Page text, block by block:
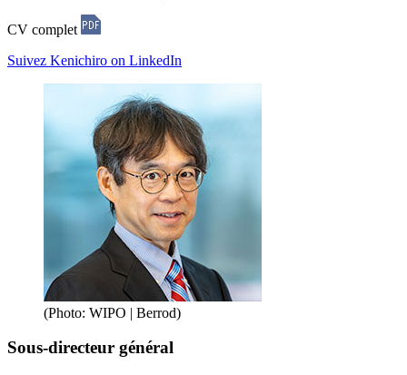
CV complet
Suivez Kenichiro on LinkedIn
(Photo: WIPO | Berrod)
Sous-directeur général